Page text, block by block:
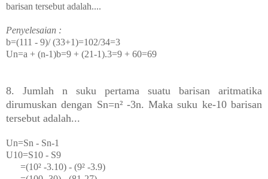
barisan tersebut adalah....
Penyelesaian :
b=(111 - 9)/ (33+1)=102/34=3
Un=a + (n-1)b=9 + (21-1).3=9 + 60=69
8. Jumlah n suku pertama suatu barisan aritmatika
dirumuskan dengan Sn=n² -3n. Maka suku ke-10 barisan
tersebut adalah...
Un=Sn - Sn-1
U10=S10 - S9
=(10² -3.10) - (9² -3.9)